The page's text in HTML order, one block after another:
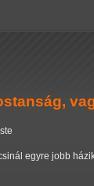
egyre jobb